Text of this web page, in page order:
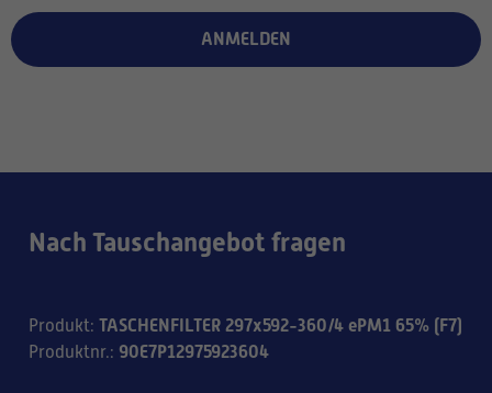
ANMELDEN
Nach Tauschangebot fragen
Produkt: TASCHENFILTER 297x592-360/4 ePM1 65% (F7)
Produktnr.: 90E7P12975923604